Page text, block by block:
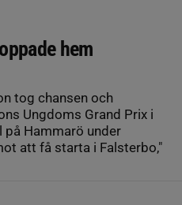
hem
tog chansen och
Ungdoms Grand Prix i
på Hammarö under
att få starta i Falsterbo,"